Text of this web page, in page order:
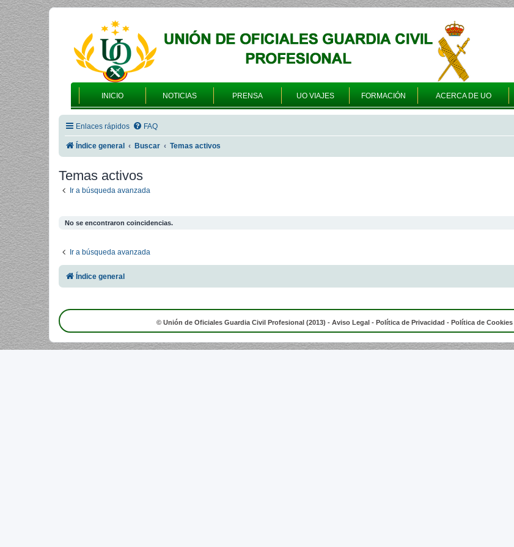
INICIO NOTICIAS PRENSA UO VIAJES FORMACIÓN ACERCA DE UO
Enlaces rápidos FAQ
Índice general Buscar Temas activos
Temas activos
Ir a búsqueda avanzada
No se encontraron coincidencias.
Ir a búsqueda avanzada
Índice general
© Unión de Oficiales Guardia Civil Profesional (2013) - Aviso Legal - Política de Privacidad - Política de Cookies